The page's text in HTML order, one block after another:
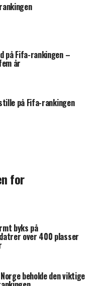
på Fifa-rankingen –
år
på Fifa-rankingen
for
byks på
over 400 plasser
beholde den viktige